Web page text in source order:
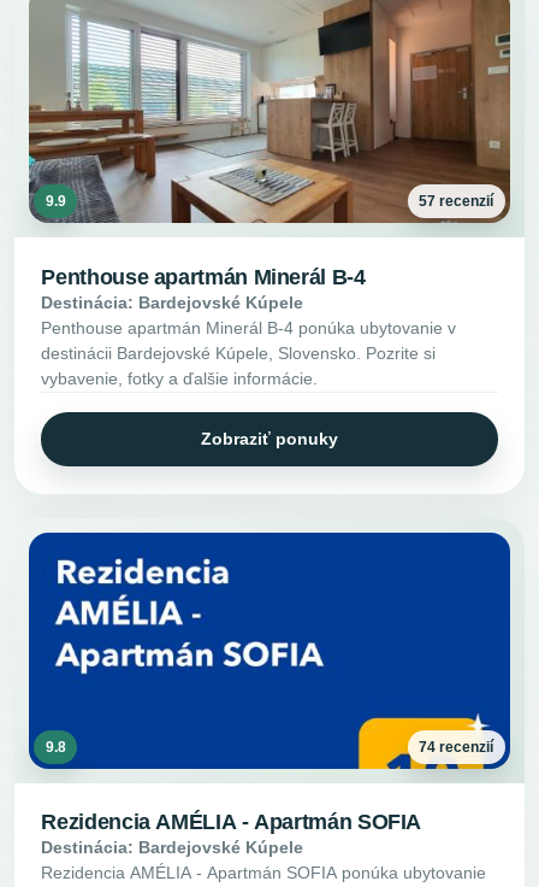
9.9 57 recenzií
Penthouse apartmán Minerál B-4
Destinácia: Bardejovské Kúpele
Penthouse apartmán Minerál B-4 ponúka ubytovanie v
destinácii Bardejovské Kúpele, Slovensko. Pozrite si
vybavenie, fotky a ďalšie informácie.
Zobraziť ponuky
9.8 74 recenzií
Rezidencia AMÉLIA - Apartmán SOFIA
Destinácia: Bardejovské Kúpele
Rezidencia AMÉLIA - Apartmán SOFIA ponúka ubytovanie